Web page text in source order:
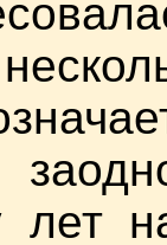
лет